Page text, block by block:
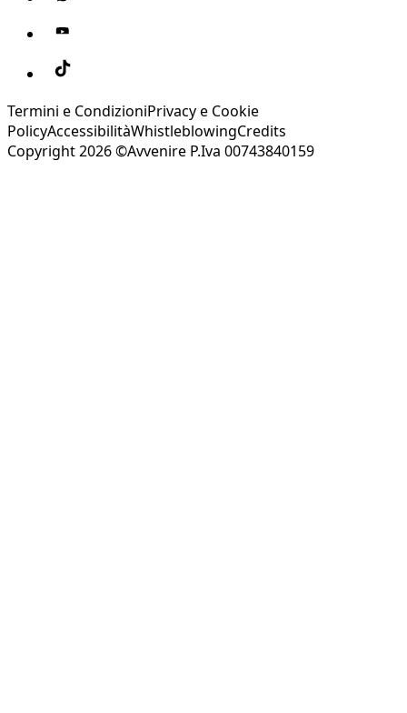
Termini e CondizioniPrivacy e Cookie
PolicyAccessibilitàWhistleblowingCredits
Copyright 2026 ©Avvenire P.Iva 00743840159